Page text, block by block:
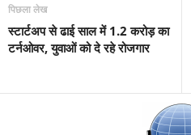
पिछला लेख
स्टार्टअप से ढाई साल में 1.2 करोड़ का
टर्नओवर, युवाओं को दे रहे रोजगार